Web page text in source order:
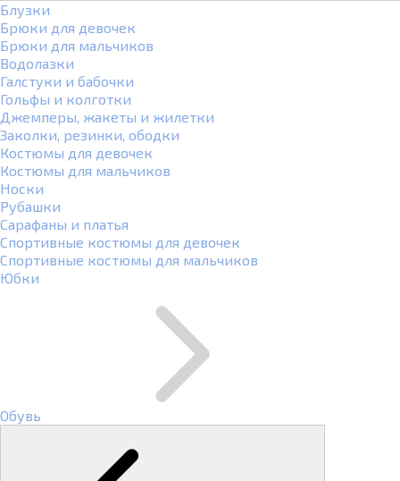
Блузки
Брюки для девочек
Брюки для мальчиков
Водолазки
Галстуки и бабочки
Гольфы и колготки
Джемперы, жакеты и жилетки
Заколки, резинки, ободки
Костюмы для девочек
Костюмы для мальчиков
Носки
Рубашки
Сарафаны и платья
Спортивные костюмы для девочек
Спортивные костюмы для мальчиков
Юбки
Обувь